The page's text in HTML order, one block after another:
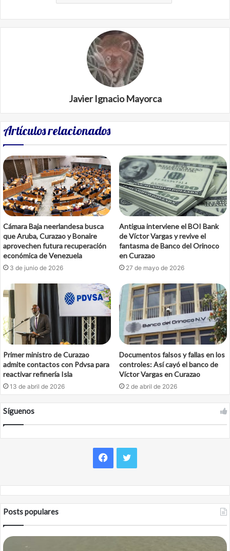
Javier Ignacio Mayorca
Artículos relacionados
Cámara Baja neerlandesa busca
que Aruba, Curazao y Bonaire
aprovechen futura recuperación
económica de Venezuela
3 de junio de 2026
Antigua interviene el BOI Bank
de Víctor Vargas y revive el
fantasma de Banco del Orinoco
en Curazao
27 de mayo de 2026
Primer ministro de Curazao
admite contactos con Pdvsa para
reactivar refinería Isla
13 de abril de 2026
Documentos falsos y fallas en los
controles: Así cayó el banco de
Víctor Vargas en Curazao
2 de abril de 2026
Síguenos
Facebook
Twitter
Posts populares